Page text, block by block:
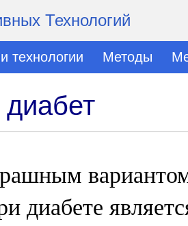
Технологий
технологии Методы
диабете